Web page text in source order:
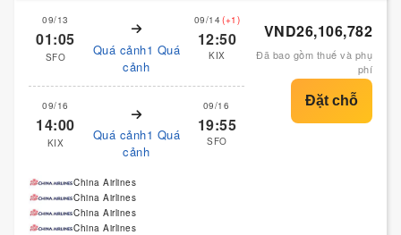
09/13
01:05
SFO
Quá cảnh1 Quá
cảnh
09/14(+1)
12:50
KIX
09/16
14:00
KIX
Quá cảnh1 Quá
cảnh
09/16
19:55
SFO
VND26,106,782
Đã bao gồm thuế và phụ
phí
China Airlines
China Airlines
China Airlines
China Airlines